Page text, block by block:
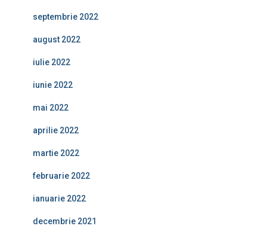
septembrie 2022
august 2022
iulie 2022
iunie 2022
mai 2022
aprilie 2022
martie 2022
februarie 2022
ianuarie 2022
decembrie 2021